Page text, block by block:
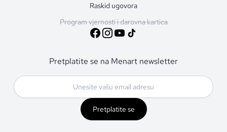
Raskid ugovora
Program vjernosti i darovna kartica
Pretplatite se na Menart newsletter
Pretplatite se